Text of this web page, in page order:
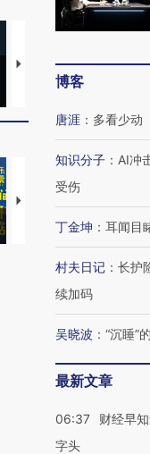
视线｜HYROX的吸金
术：是什么让中产们甘
【推广】走进第四届链博
会，让数智科技“链”接产
博客
唐涯 ： 多看少动
知识分子 ： AI冲
受伤
丁金坤 ： 耳闻目
村夫日记 ： 长护
续加码
吴晓波 ： “沉睡”
最新文章
06:37
财经早
字头